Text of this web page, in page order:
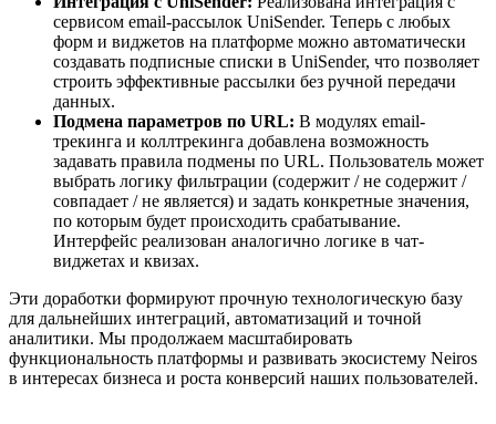
сервисом email-рассылок UniSender. Теперь с любых
форм и виджетов на платформе можно автоматически
создавать подписные списки в UniSender, что позволяет
строить эффективные рассылки без ручной передачи
данных.
Подмена параметров по URL: В модулях email-
трекинга и коллтрекинга добавлена возможность
задавать правила подмены по URL. Пользователь может
выбрать логику фильтрации (содержит / не содержит /
совпадает / не является) и задать конкретные значения,
по которым будет происходить срабатывание.
Интерфейс реализован аналогично логике в чат-
виджетах и квизах.
Эти доработки формируют прочную технологическую базу
для дальнейших интеграций, автоматизаций и точной
аналитики. Мы продолжаем масштабировать
функциональность платформы и развивать экосистему Neiros
в интересах бизнеса и роста конверсий наших пользователей.